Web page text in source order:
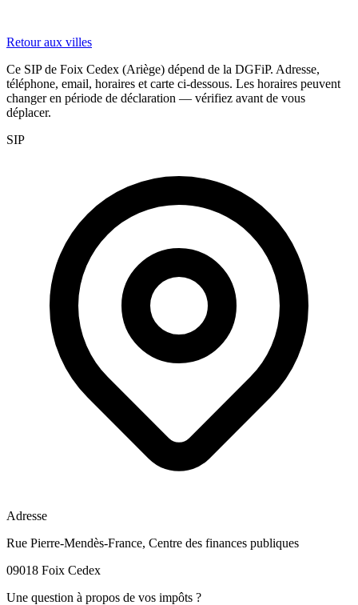
Retour aux villes
Ce SIP de Foix Cedex (Ariège) dépend de la DGFiP. Adresse,
téléphone, email, horaires et carte ci-dessous. Les horaires peuvent
changer en période de déclaration — vérifiez avant de vous
déplacer.
SIP
Adresse
Rue Pierre-Mendès-France, Centre des finances publiques
09018 Foix Cedex
Une question à propos de vos impôts ?